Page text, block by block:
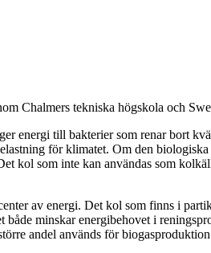
Chalmers tekniska högskola och
till bakterier som renar bort
för klimatet. Om den
som inte kan användas som
av energi. Det kol som finns i
minskar energibehovet i
andel används för